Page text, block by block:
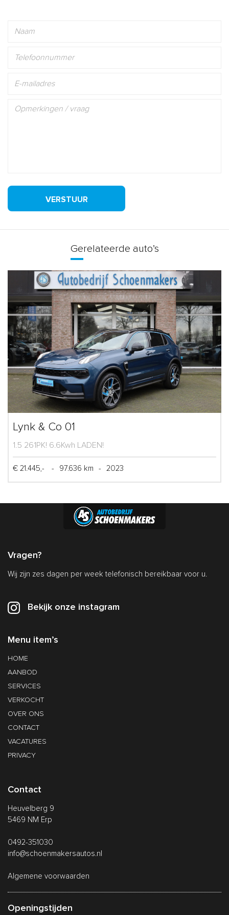
VERSTUUR
Gerelateerde auto’s
Lynk & Co 01
1.5 261PK! 6.6Kwh LADEN!
€ 21.445,- - 97.636 km - 2023
Vragen?
Wij zijn zes dagen per week telefonisch bereikbaar voor u.
Bekijk onze instagram
Menu item’s
HOME
AANBOD
SERVICES
VERKOCHT
OVER ONS
CONTACT
VACATURES
PRIVACY
Contact
Heuvelberg 9
5469 NM Erp
0492-351030
info@schoenmakersautos.nl
Algemene voorwaarden
Openingstijden